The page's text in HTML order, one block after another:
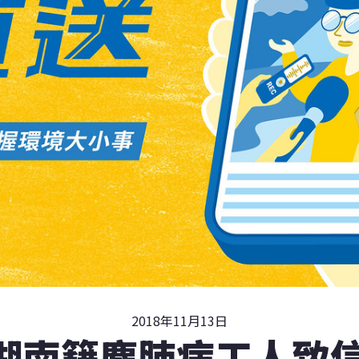
2018年11月13日